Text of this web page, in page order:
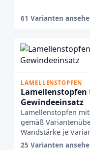
61 Varianten
LAMELLENSTOPFEN
Gewindeeinsatz
Lamellenstopfen
gemäß
Wandstärke je
25 Varianten